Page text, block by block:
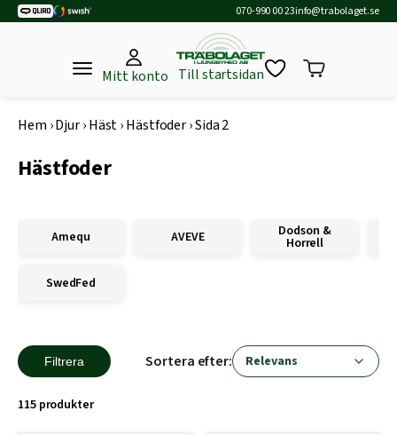
070-990 00 23info@trabolaget.se
Mitt konto Till startsidan
Hem ›Djur›Häst›Hästfoder›Sida 2
Hästfoder
Amequ AVEVE Dodson &
Horrell
SwedFed
Filtrera Sortera efter:
115 produkter